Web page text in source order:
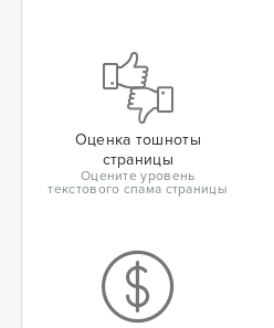
Оценка тошноты
страницы
Оцените уровень
текстового спама страницы